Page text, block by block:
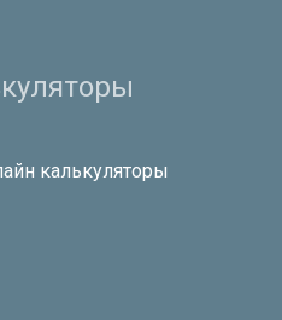
калькуляторы